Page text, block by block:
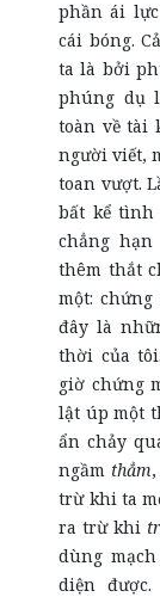
phần ái
cái bóng.
ta là bởi
phúng dụ
toàn về tài
người viết,
toan vượt.
bất kể tình
chẳng
thêm thắt
một:
đây là
thời của
giờ chứng
lật úp một
ẩn chảy
ngầm thẳm
trừ khi ta
ra trừ khi
dùng
diện